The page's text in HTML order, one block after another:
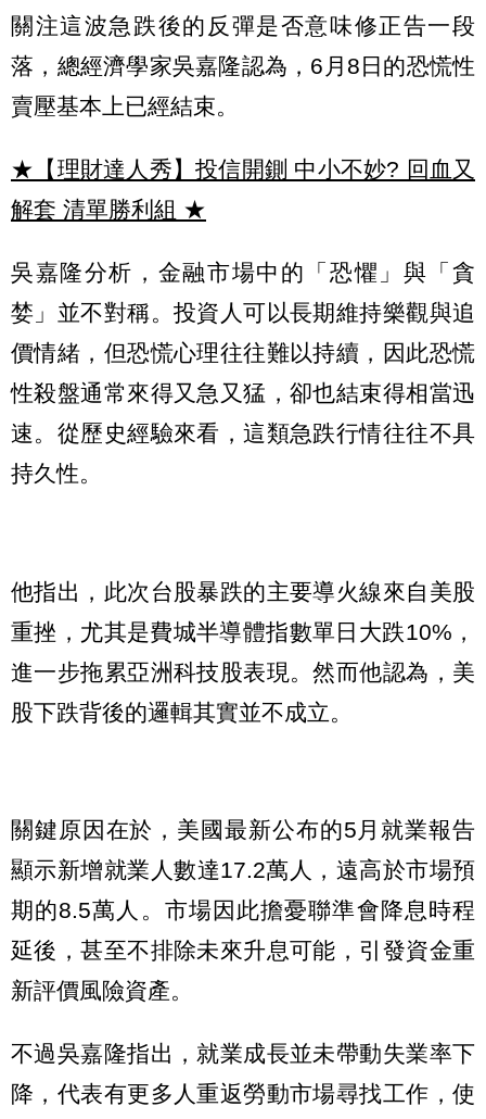
關注這波急跌後的反彈是否意味修正告一段
落，總經濟學家吳嘉隆認為，6月8日的恐慌性
賣壓基本上已經結束。
★【理財達人秀】投信開鍘 中小不妙? 回血又
解套 清單勝利組 ★
吳嘉隆分析，金融市場中的「恐懼」與「貪
婪」並不對稱。投資人可以長期維持樂觀與追
價情緒，但恐慌心理往往難以持續，因此恐慌
性殺盤通常來得又急又猛，卻也結束得相當迅
速。從歷史經驗來看，這類急跌行情往往不具
持久性。
他指出，此次台股暴跌的主要導火線來自美股
重挫，尤其是費城半導體指數單日大跌10%，
進一步拖累亞洲科技股表現。然而他認為，美
股下跌背後的邏輯其實並不成立。
關鍵原因在於，美國最新公布的5月就業報告
顯示新增就業人數達17.2萬人，遠高於市場預
期的8.5萬人。市場因此擔憂聯準會降息時程
延後，甚至不排除未來升息可能，引發資金重
新評價風險資產。
不過吳嘉隆指出，就業成長並未帶動失業率下
降，代表有更多人重返勞動市場尋找工作，使